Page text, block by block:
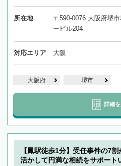
所在地
〒590-0076 大阪府堺
ービル204
対応エリア 大阪
大阪府 堺市
詳細
【鳳駅徒歩1分】受任事件の7
活かして円満な相続をサポート